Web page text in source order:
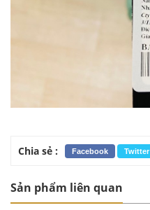
Chia sẻ : Facebook Twitter
Sản phẩm liên quan